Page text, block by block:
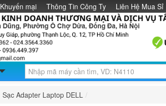
Khuyến mại Thông Tin Công Ty Liên Hệ Mua Sỉ
Sạc Adapter Laptop DELL /